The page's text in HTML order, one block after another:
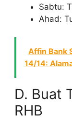
Sabtu:
Ahad:
Affin Bank
14/14:
D. Buat
RHB